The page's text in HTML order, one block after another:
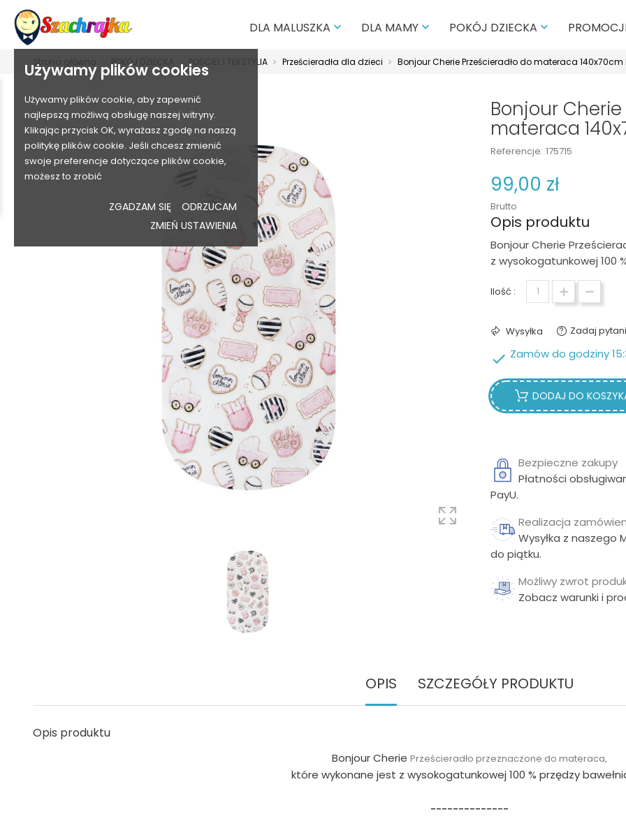
Używamy plików cookies
Używamy plików cookie, aby zapewnić
najlepszą możliwą obsługę naszej witryny.
Klikając przycisk OK, wyrażasz zgodę na naszą
politykę plików cookie. Jeśli chcesz zmienić
swoje preferencje dotyczące plików cookie,
możesz to zrobić
ZGADZAM SIĘ
ODRZUCAM
ZMIEŃ USTAWIENIA
DLA MALUSZKA  DLA MAMY  POKÓJ DZIECKA 
Strona główna POKÓJ DZIECKA POŚCIEL I TEKSTYLIA Prześcieradła dla dzieci Bonjour Cherie Prześcieradło do materaca
Bonjour
materaca
Referencje: 175715
99,00 zł
Brutto
Opis produktu
Bonjour Cherie
z wysokogatunkowej 100
Ilość :
Wysyłka Zadaj
 Zamów do godziny
DODAJ DO
Bezpieczne zakupy
Płatności
PayU.
Realizacja
Wysyłka z
do piątku.
Możliwy zwrot
Zobacz warunki i
OPIS SZCZEGÓŁY PRODUKTU
Opis produktu
Bonjour Cherie Prześcieradło przeznaczone do materaca,
które wykonane jest z wysokogatunkowej 100 % przędzy
--------------